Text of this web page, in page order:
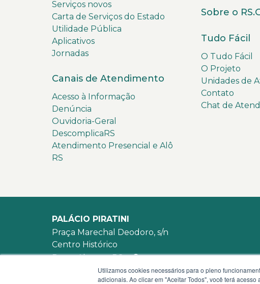
Serviços novos
Carta de Serviços do Estado
Utilidade Pública
Aplicativos
Jornadas
Canais de Atendimento
Acesso à Informação
Denúncia
Ouvidoria-Geral
DescomplicaRS
Atendimento Presencial e Alô
RS
Sobre o
Tudo Fácil
O Tudo Fácil
O Projeto
Unidades de
Contato
Chat de
PALÁCIO PIRATINI
Praça Marechal Deodoro, s/n
Centro Histórico
Porto Alegre - RS -
mapa
Utilizamos cookies necessários para o pleno
adicionais. Ao clicar em "Aceitar Todos", você terá